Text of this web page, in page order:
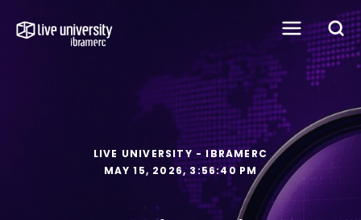
LIVE UNIVERSITY - IBRAMERC
MAY 15, 2026, 3:56:40 PM